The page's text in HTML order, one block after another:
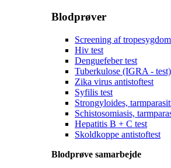
Blodprøver
Screening af
Hiv test
Denguefeber test
Tuberkulose (IGRA - test)
Zika virus antistoftest
Syfilis test
Strongyloides,
Schistosomiasis,
Hepatitis B + C test
Skoldkoppe antistoftest
Blodprøve samarbejde